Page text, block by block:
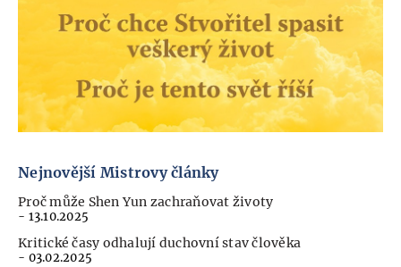
Nejnovější Mistrovy články
Proč může Shen Yun zachraňovat životy
- 13.10.2025
Kritické časy odhalují duchovní stav člověka
- 03.02.2025